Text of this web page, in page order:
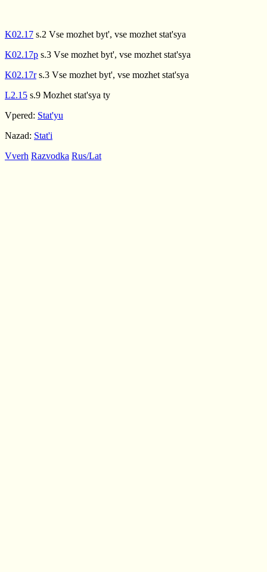
K02.17 s.2 Vse mozhet byt', vse mozhet stat'sya
K02.17p s.3 Vse mozhet byt', vse mozhet stat'sya
K02.17rs.3 Vse mozhet byt', vse mozhet stat'sya
L2.15 s.9 Mozhet stat'sya ty
Vpered: Stat'yu
Nazad: Stat'i
Vverh Razvodka Rus/Lat